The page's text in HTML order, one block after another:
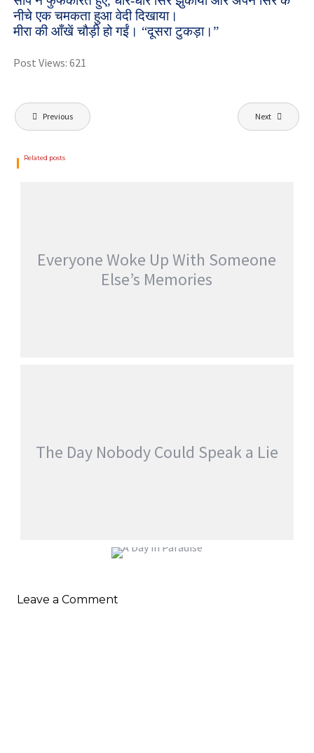
नीचे एक चमकता हुआ वेदी दिखाया।
मीरा की आँखें चौड़ी हो गईं। “दूसरा टुकड़ा।”
Post Views: 621
Previous Next
Related posts
Everyone Woke Up With Someone
Else’s Memories
The Day Nobody Could Speak a Lie
jatinder
Leave a Comment